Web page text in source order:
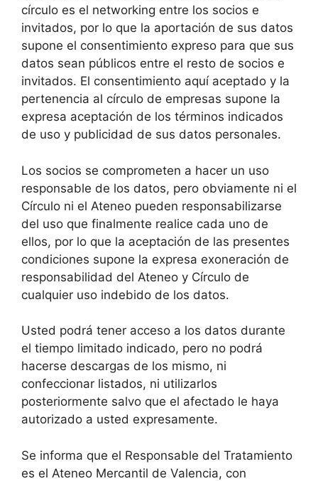
círculo es el networking entre los socios e
invitados, por lo que la aportación de sus datos
supone el consentimiento expreso para que sus
datos sean públicos entre el resto de socios e
invitados. El consentimiento aquí aceptado y la
pertenencia al círculo de empresas supone la
expresa aceptación de los términos indicados
de uso y publicidad de sus datos personales.
Los socios se comprometen a hacer un uso
responsable de los datos, pero obviamente ni el
Círculo ni el Ateneo pueden responsabilizarse
del uso que finalmente realice cada uno de
ellos, por lo que la aceptación de las presentes
condiciones supone la expresa exoneración de
responsabilidad del Ateneo y Círculo de
cualquier uso indebido de los datos.
Usted podrá tener acceso a los datos durante
el tiempo limitado indicado, pero no podrá
hacerse descargas de los mismo, ni
confeccionar listados, ni utilizarlos
posteriormente salvo que el afectado le haya
autorizado a usted expresamente.
Se informa que el Responsable del Tratamiento
es el Ateneo Mercantil de Valencia, con